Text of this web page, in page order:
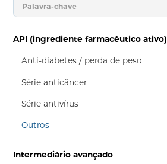
API (ingrediente farmacêutico ativo)
Anti-diabetes / perda de peso
Série anticâncer
Série antivírus
Outros
Intermediário avançado